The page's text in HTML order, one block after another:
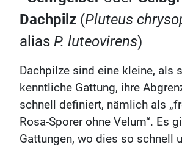
Dachpilz (Pluteus
alias P. luteovirens)
Dachpilze sind eine kleine, als
kenntliche Gattung, ihre
schnell definiert, nämlich als
Rosa-Sporer ohne Velum“. Es
Gattungen, wo dies so schnell